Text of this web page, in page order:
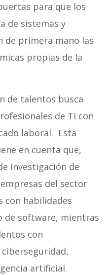
para que los
de sistemas y
de primera mano las
propias de la
de talentos busca
de TI con
laboral. Esta
en cuenta que,
investigación de
del sector
con habilidades
de software, mientras
con
artificial.